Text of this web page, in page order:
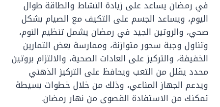
في رمضان يساعد على زيادة النشاط والطاقة طوال
اليوم، ويساعد الجسم على التكيف مع الصيام بشكل
صحي، والروتين الجيد في رمضان يشمل تنظيم النوم،
وتناول وجبة سحور متوازنة، وممارسة بعض التمارين
الخفيفة، والتركيز على العادات الصحية، والالتزام بروتين
محدد يقلل من التعب ويحافظ على التركيز الذهني
ويدعم الجهاز المناعي، وذلك من خلال خطوات بسيطة
تمكنك من الاستفادة القصوى من نهار رمضان.